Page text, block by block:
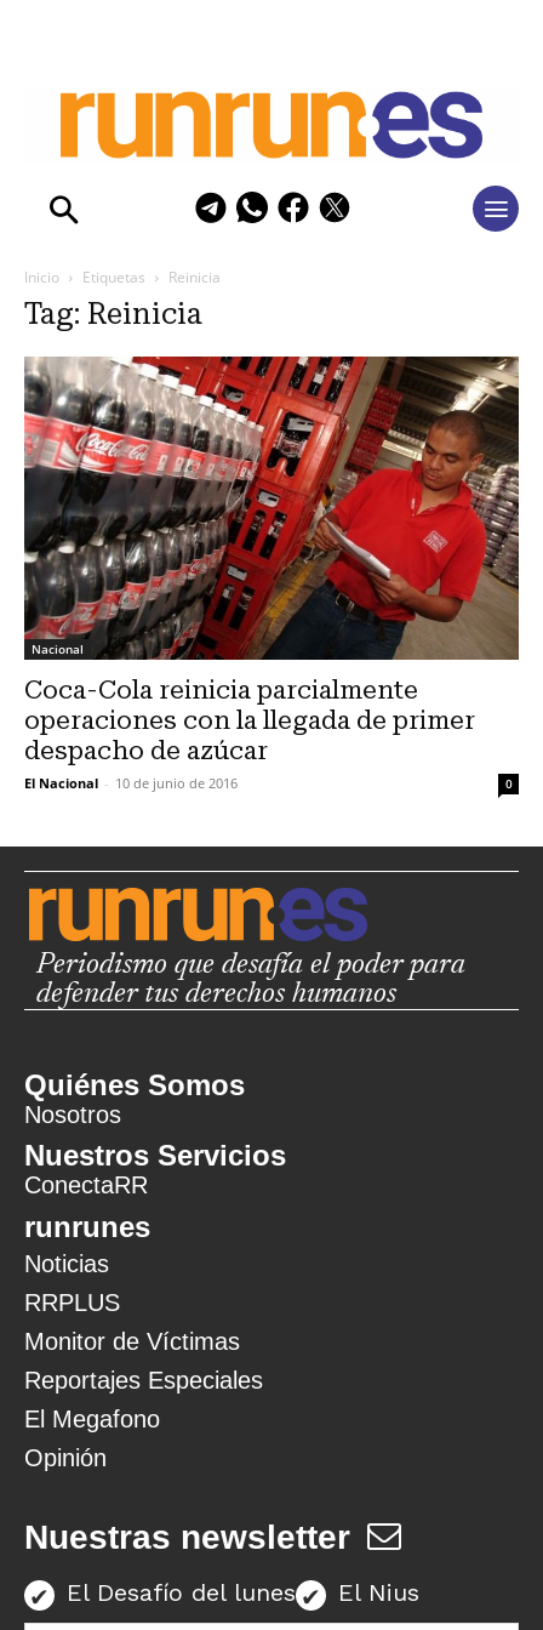
Inicio Etiquetas Reinicia
Tag: Reinicia
Nacional
Coca-Cola reinicia parcialmente
operaciones con la llegada de primer
despacho de azúcar
El Nacional - 10 de junio de 2016 0
Periodismo que desafía el poder para
defender tus derechos humanos
Quiénes Somos
Nosotros
Nuestros Servicios
ConectaRR
runrunes
Noticias
RRPLUS
Monitor de Víctimas
Reportajes Especiales
El Megafono
Opinión
Nuestras newsletter
El Desafío del lunes El Nius